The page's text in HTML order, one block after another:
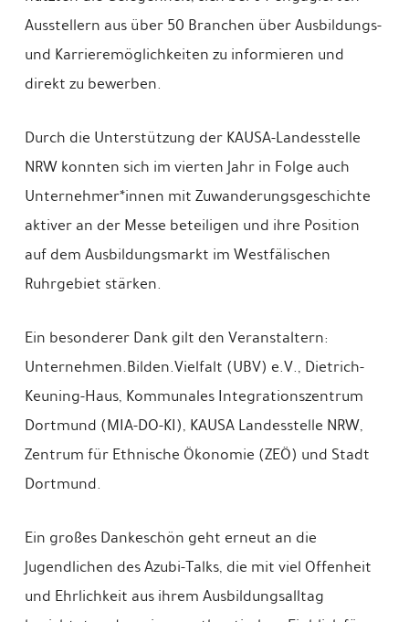
Ausstellern aus über 50 Branchen über Ausbildungs-
und Karrieremöglichkeiten zu informieren und
direkt zu bewerben.
Durch die Unterstützung der KAUSA-Landesstelle
NRW konnten sich im vierten Jahr in Folge auch
Unternehmer*innen mit Zuwanderungsgeschichte
aktiver an der Messe beteiligen und ihre Position
auf dem Ausbildungsmarkt im Westfälischen
Ruhrgebiet stärken.
Ein besonderer Dank gilt den Veranstaltern:
Unternehmen.Bilden.Vielfalt (UBV) e.V., Dietrich-
Keuning-Haus, Kommunales Integrationszentrum
Dortmund (MIA-DO-KI), KAUSA Landesstelle NRW,
Zentrum für Ethnische Ökonomie (ZEÖ) und Stadt
Dortmund.
Ein großes Dankeschön geht erneut an die
Jugendlichen des Azubi-Talks, die mit viel Offenheit
und Ehrlichkeit aus ihrem Ausbildungsalltag